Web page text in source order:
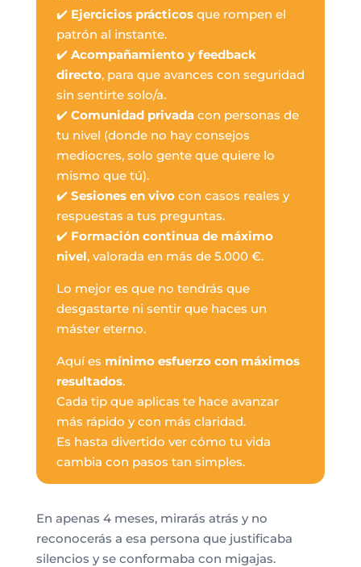
✔️ Ejercicios prácticosque rompen el
patrón al instante.
✔️ Acompañamiento y feedback
directo, para que avances con seguridad
sin sentirte solo/a.
✔️ Comunidad privadacon personas de
tu nivel (donde no hay consejos
mediocres, solo gente que quiere lo
mismo que tú).
✔️ Sesiones en vivocon casos reales y
respuestas a tus preguntas.
✔️ Formación continua de máximo
nivel, valorada en más de 5.000 €.
Lo mejor es que no tendrás que
desgastarte ni sentir que haces un
máster eterno.
Aquí es mínimo esfuerzo con máximos
resultados.
Cada tip que aplicas te hace avanzar
más rápido y con más claridad.
Es hasta divertido ver cómo tu vida
cambia con pasos tan simples.
En apenas 4 meses, mirarás atrás y no
reconocerás a esa persona que justificaba
silencios y se conformaba con migajas.